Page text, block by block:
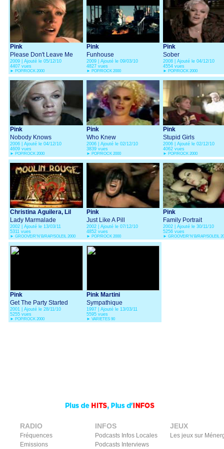
Pink
Please Don't Leave Me
2009 | Ajouté le 05/12/10
4407 vues
► POP/ROCK 2000
Pink
Funhouse
2009 | Ajouté le 09/03/10
4827 vues
► POP/ROCK 2000
Pink
Sober
2008 | Ajouté le 04/12/10
4554 vues
► POP/ROCK 2000
Pink
Nobody Knows
2006 | Ajouté le 04/12/10
4609 vues
► POP/ROCK 2000
Pink
Who Knew
2006 | Ajouté le 02/12/10
3839 vues
► POP/ROCK 2000
Pink
Stupid Girls
2006 | Ajouté le 02/12/10
4062 vues
► POP/ROCK 2000
Christina Aguilera, Lil
Kim, Mya, Pink
Lady Marmalade
2002 | Ajouté le 13/03/11
5311 vues
► GROOVE/R'N'B/RAP/SOLEIL 2000
Pink
Just Like A Pill
2002 | Ajouté le 07/12/10
4852 vues
► POP/ROCK 2000
Pink
Family Portrait
2002 | Ajouté le 30/11/10
5256 vues
► GROOVE/R'N'B/RAP/SOLEIL
Pink
Get The Party Started
2001 | Ajouté le 28/11/10
5255 vues
► POP/ROCK 2000
Pink Martini
Sympathique
1997 | Ajouté le 13/03/11
5595 vues
► VARIETES 90
RADIO
Fréquences
Emissions
INFOS
Podcasts Infos Locales
Podcasts Interviews
JEUX
Les jeux sur